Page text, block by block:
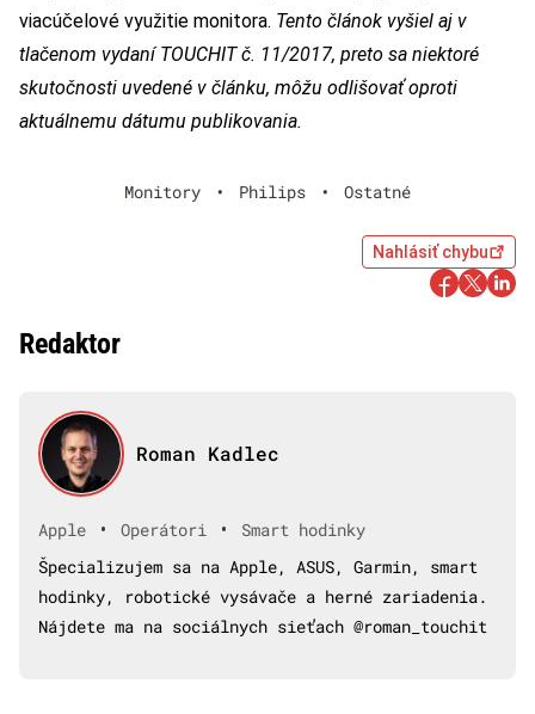
viacúčelové využitie monitora. Tento článok vyšiel aj v
tlačenom vydaní TOUCHIT č. 11/2017, preto sa niektoré
skutočnosti uvedené v článku, môžu odlišovať oproti
aktuálnemu dátumu publikovania.
Monitory • Philips • Ostatné
Nahlásiť chybu
Redaktor
Roman Kadlec
Apple • Operátori •
Smart hodinky
Špecializujem sa na Apple, ASUS, Garmin, smart
hodinky, robotické vysávače a herné zariadenia.
Nájdete ma na sociálnych sieťach @roman_touchit